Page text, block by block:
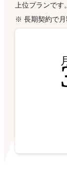
上位プランです。
※ 長期契約で月